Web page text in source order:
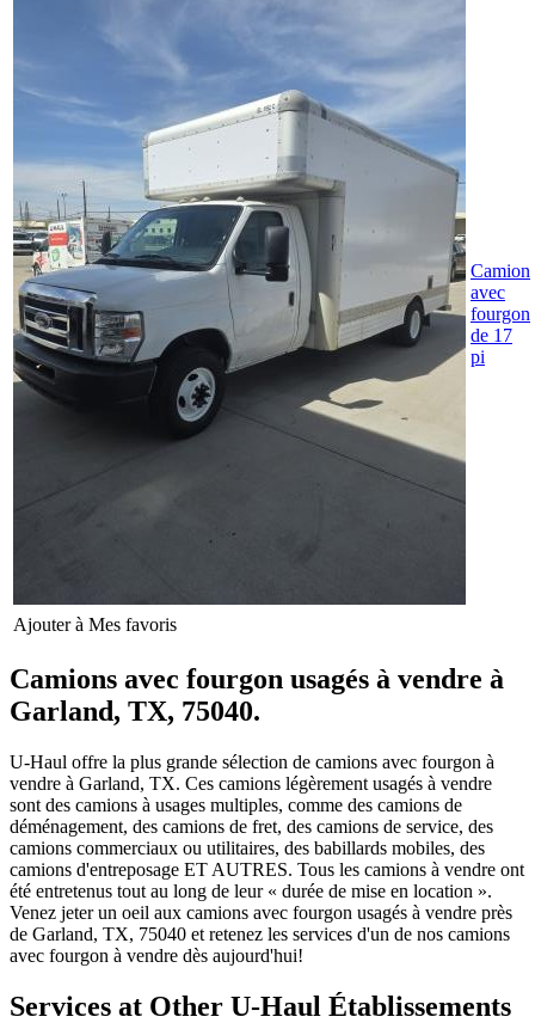
Ajouter à Mes favoris
Camion
avec
fourgon
de 17
pi
Camions avec fourgon usagés à vendre à
Garland, TX, 75040.
U-Haul offre la plus grande sélection de camions avec fourgon à
vendre à Garland, TX. Ces camions légèrement usagés à vendre
sont des camions à usages multiples, comme des camions de
déménagement, des camions de fret, des camions de service, des
camions commerciaux ou utilitaires, des babillards mobiles, des
camions d'entreposage ET AUTRES. Tous les camions à vendre ont
été entretenus tout au long de leur « durée de mise en location ».
Venez jeter un oeil aux camions avec fourgon usagés à vendre près
de Garland, TX, 75040 et retenez les services d'un de nos camions
avec fourgon à vendre dès aujourd'hui!
Services at Other U-Haul Établissements